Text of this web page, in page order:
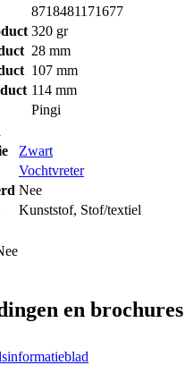
8718481171677
320 gr
28 mm
107 mm
114 mm
Pingi
Zwart
Vochtvreter
Nee
Kunststof, Stof/textiel
en brochures